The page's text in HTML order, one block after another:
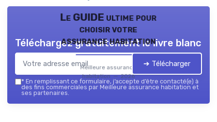
Le GUIDE ultime pour
choisir votre
assurance habitation
Meilleure assurance
habitation — 2026
Téléchargez gratuitement le livre blanc
➔ Télécharger
* En remplissant ce formulaire, j’accepte d’être contacté(e) à
des fins commerciales par Meilleure assurance habitation et
ses partenaires.